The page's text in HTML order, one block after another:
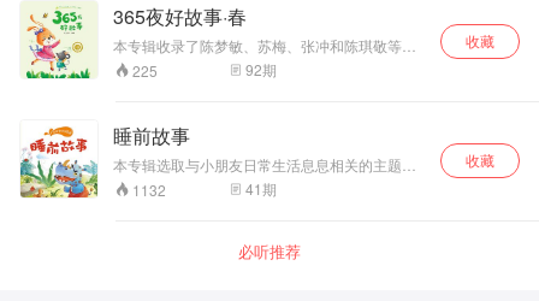
365夜好故事·春
本专辑收录了陈梦敏、苏梅、张冲和陈琪敬等多
位名家共九十多篇作品。这些作品以春季为背
景，用优美的语言和动人的情节，讲述动物与动
了一个想象力丰富、情感纯净、文字优美、充满
笑声和温情的童话世界。在日复一日的快乐学习
中，孩子可以认知季节，理解春种，学会用心感
受和善待自然，积累为人处世的智慧，培养优良
的品德，提升观察、想象和表达的能力。
225 92期
收藏
睡前故事
本专辑选取与小朋友日常生活息息相关的主题和
情境，或温馨感人，或生动有趣，或天马行空，
从孩子从故事中看到自己的影子，获得成长的启
欺骗、正直与邪恶……
1132 41期
收藏
必听推荐